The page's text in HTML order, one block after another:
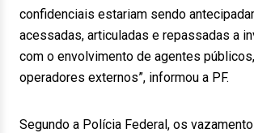
confidenciais estariam sendo
acessadas, articuladas e repassadas a
com o envolvimento de agentes
operadores externos”, informou a PF.
Segundo a Polícia Federal, os